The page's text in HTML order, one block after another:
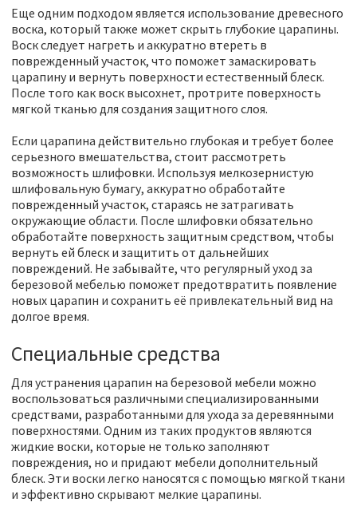
Еще одним подходом является использование древесного
воска, который также может скрыть глубокие царапины.
Воск следует нагреть и аккуратно втереть в
поврежденный участок, что поможет замаскировать
царапину и вернуть поверхности естественный блеск.
После того как воск высохнет, протрите поверхность
мягкой тканью для создания защитного слоя.
Если царапина действительно глубокая и требует более
серьезного вмешательства, стоит рассмотреть
возможность шлифовки. Используя мелкозернистую
шлифовальную бумагу, аккуратно обработайте
поврежденный участок, стараясь не затрагивать
окружающие области. После шлифовки обязательно
обработайте поверхность защитным средством, чтобы
вернуть ей блеск и защитить от дальнейших
повреждений. Не забывайте, что регулярный уход за
березовой мебелью поможет предотвратить появление
новых царапин и сохранить её привлекательный вид на
долгое время.
Специальные средства
Для устранения царапин на березовой мебели можно
воспользоваться различными специализированными
средствами, разработанными для ухода за деревянными
поверхностями. Одним из таких продуктов являются
жидкие воски, которые не только заполняют
повреждения, но и придают мебели дополнительный
блеск. Эти воски легко наносятся с помощью мягкой ткани
и эффективно скрывают мелкие царапины.